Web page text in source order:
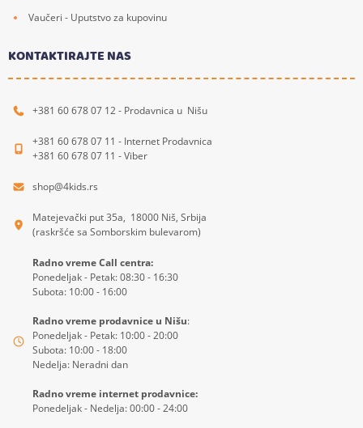
Vaučeri - Uputstvo za kupovinu
KONTAKTIRAJTE NAS
+381 60 678 07 12 - Prodavnica u Nišu
+381 60 678 07 11 - Internet Prodavnica
+381 60 678 07 11 - Viber
shop@4kids.rs
Matejevački put 35a, 18000 Niš, Srbija
(raskršće sa Somborskim bulevarom)
Radno vreme Call centra:
Ponedeljak - Petak: 08:30 - 16:30
Subota: 10:00 - 16:00
Radno vreme prodavnice u Nišu:
Ponedeljak - Petak: 10:00 - 20:00
Subota: 10:00 - 18:00
Nedelja: Neradni dan
Radno vreme internet prodavnice:
Ponedeljak - Nedelja: 00:00 - 24:00